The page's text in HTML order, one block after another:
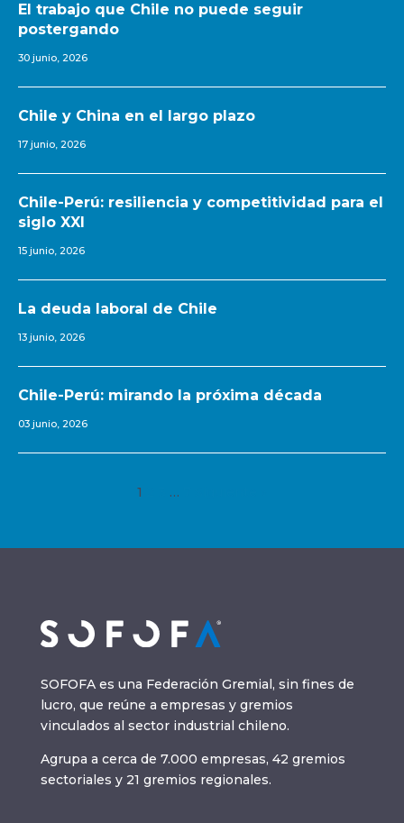
El trabajo que Chile no puede seguir
postergando
30 junio, 2026
Chile y China en el largo plazo
17 junio, 2026
Chile-Perú: resiliencia y competitividad para el
siglo XXI
15 junio, 2026
La deuda laboral de Chile
13 junio, 2026
Chile-Perú: mirando la próxima década
03 junio, 2026
1 …
SOFOFA es una Federación Gremial, sin fines de
lucro, que reúne a empresas y gremios
vinculados al sector industrial chileno.
Agrupa a cerca de 7.000 empresas, 42 gremios
sectoriales y 21 gremios regionales.